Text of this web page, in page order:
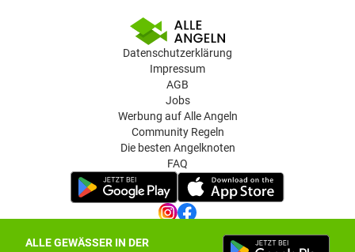
ALLE GEWÄSSER IN DER
Datenschutzerklärung
Impressum
AGB
Jobs
Werbung auf Alle Angeln
Community Regeln
Die besten Angelknoten
FAQ